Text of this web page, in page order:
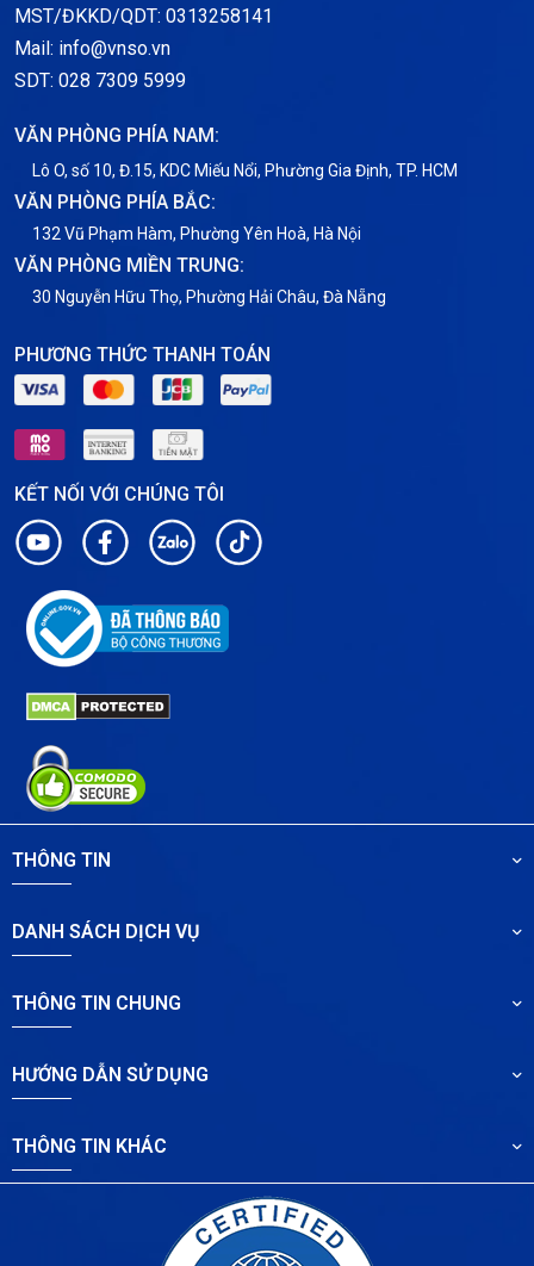
Thông báo
Thông tin chung
Tin tức
MST/ĐKKD/QDT: 0313258141
Mail: info@vnso.vn
SDT: 028 7309 5999
VĂN PHÒNG PHÍA NAM:
Lô O, số 10, Đ.15, KDC Miếu Nổi, Phường Gia Định, TP. HCM
VĂN PHÒNG PHÍA BẮC:
132 Vũ Phạm Hàm, Phường Yên Hoà, Hà Nội
VĂN PHÒNG MIỀN TRUNG:
30 Nguyễn Hữu Thọ, Phường Hải Châu, Đà Nẵng
PHƯƠNG THỨC THANH TOÁN
KẾT NỐI VỚI CHÚNG TÔI
THÔNG TIN
DANH SÁCH DỊCH VỤ
THÔNG TIN CHUNG
HƯỚNG DẪN SỬ DỤNG
THÔNG TIN KHÁC